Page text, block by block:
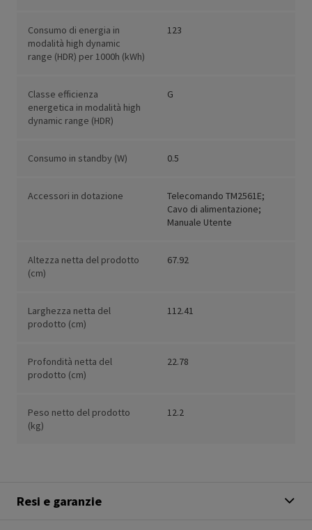
Consumo di energia in
modalità high dynamic
range (HDR) per 1000h (kWh)
123
Classe efficienza
energetica in modalità high
dynamic range (HDR)
G
Consumo in standby (W) 0.5
Accessori in dotazione
Telecomando TM2561E;
Cavo di alimentazione;
Manuale Utente
Altezza netta del prodotto
(cm)
67.92
Larghezza netta del
prodotto (cm)
112.41
Profondità netta del
prodotto (cm)
22.78
Peso netto del prodotto
(kg)
12.2
Resi e garanzie